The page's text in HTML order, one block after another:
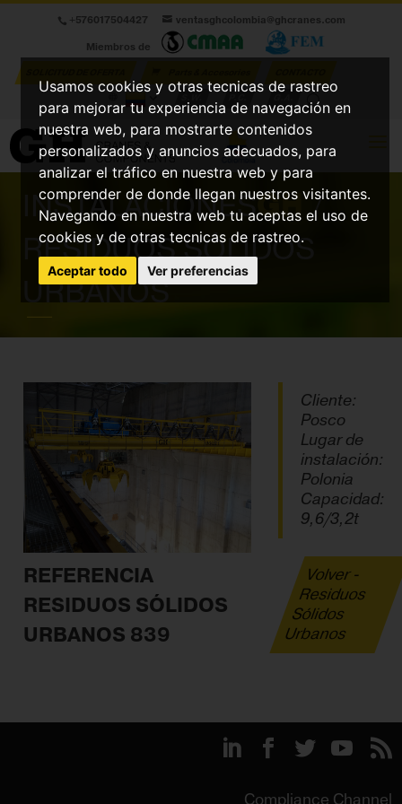
Usamos cookies y otras tecnicas de rastreo
para mejorar tu experiencia de navegación en
nuestra web, para mostrarte contenidos
personalizados y anuncios adecuados, para
analizar el tráfico en nuestra web y para
comprender de donde llegan nuestros visitantes.
Navegando en nuestra web tu aceptas el uso de
cookies y de otras tecnicas de rastreo.
Aceptar todo Ver preferencias
+576017504427
ventasghcolombia@ghcranes.com
Miembros de
INSTALACIONESGH/
RESIDUOS SÓLIDOS
URBANOS
REFERENCIA
RESIDUOS SÓLIDOS
URBANOS 839
Cliente:
Posco
Lugar de
instalación:
Polonia
Capacidad:
9,6/3,2t
Volver -
Residuos
Sólidos
Urbanos